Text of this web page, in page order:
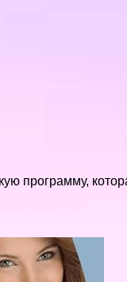
программу,